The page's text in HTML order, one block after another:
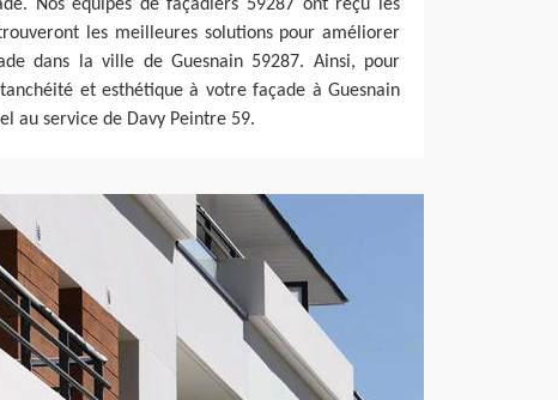
Nos équipes de façadiers 59287 ont reçu les
les meilleures solutions pour améliorer
dans la ville de Guesnain 59287. Ainsi, pour
et esthétique à votre façade à Guesnain
au service de Davy Peintre 59.